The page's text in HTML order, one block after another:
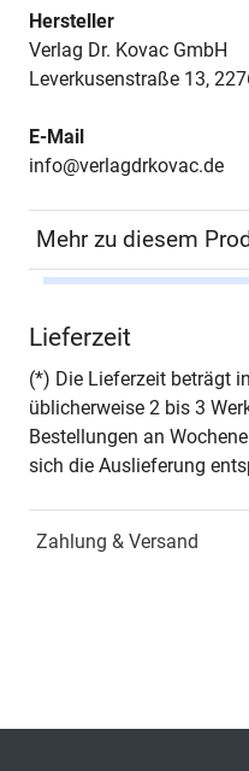
Hersteller
Verlag Dr. Kovac GmbH
Leverkusenstraße 13,
E-Mail
info@verlagdrkovac.de
Mehr zu diesem
Seiten
Jahr
Fachdisziplin
ISSN
Lieferzeit
(*) Die Lieferzeit beträgt
üblicherweise 2 bis 3
Bestellungen an
sich die Auslieferung
Zahlung & Versand